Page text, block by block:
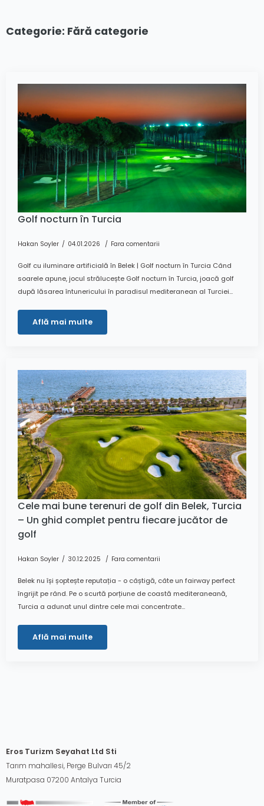
Categorie: Fără categorie
Golf nocturn în Turcia
Hakan Soyler 04.01.2026 Fara comentarii
Golf cu iluminare artificială în Belek | Golf nocturn în Turcia Când
soarele apune, jocul strălucește Golf nocturn în Turcia, joacă golf
după lăsarea întunericului în paradisul mediteranean al Turciei...
Află mai multe
Cele mai bune terenuri de golf din Belek, Turcia
– Un ghid complet pentru fiecare jucător de
golf
Hakan Soyler 30.12.2025 Fara comentarii
Belek nu își șoptește reputația - o câștigă, câte un fairway perfect
îngrijit pe rând. Pe o scurtă porțiune de coastă mediteraneană,
Turcia a adunat unul dintre cele mai concentrate...
Află mai multe
Eros Turizm Seyahat Ltd Sti
Tarım mahallesi, Perge Bulvarı 45/2
Muratpasa 07200 Antalya Turcia